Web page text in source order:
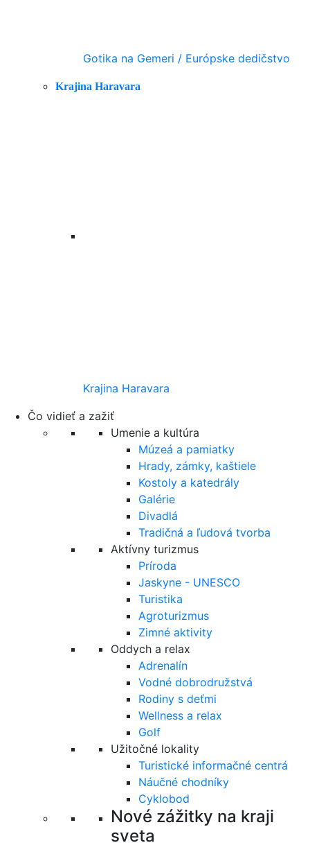
Gotika na Gemeri / Európske dedičstvo
Krajina Haravara
Krajina Haravara
Čo vidieť a zažiť
Umenie a kultúra
Múzeá a pamiatky
Hrady, zámky, kaštiele
Kostoly a katedrály
Galérie
Divadlá
Tradičná a ľudová tvorba
Aktívny turizmus
Príroda
Jaskyne - UNESCO
Turistika
Agroturizmus
Zimné aktivity
Oddych a relax
Adrenalín
Vodné dobrodružstvá
Rodiny s deťmi
Wellness a relax
Golf
Užitočné lokality
Turistické informačné centrá
Náučné chodníky
Cyklobod
Nové zážitky na kraji
sveta